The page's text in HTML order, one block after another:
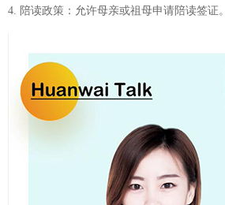
4. 陪读政策：允许母亲或祖母申请陪读签证。